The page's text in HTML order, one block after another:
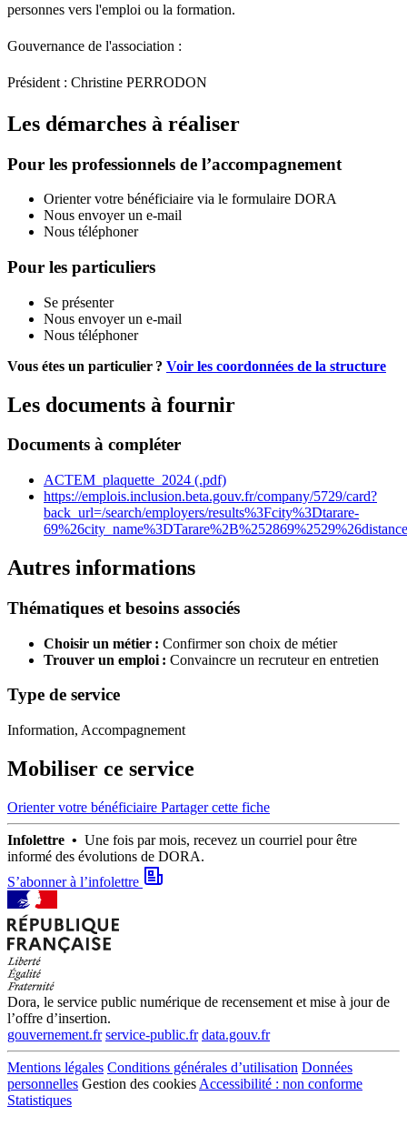
personnes vers l'emploi ou la formation.
Gouvernance de l'association :
Président : Christine PERRODON
Les démarches à réaliser
Pour les professionnels de l’accompagnement
Orienter votre bénéficiaire via le formulaire DORA
Nous envoyer un e-mail
Nous téléphoner
Pour les particuliers
Se présenter
Nous envoyer un e-mail
Nous téléphoner
Vous étes un particulier ? Voir les coordonnées de la structure
Les documents à fournir
Documents à compléter
ACTEM_plaquette_2024 (.pdf)
https://emplois.inclusion.beta.gouv.fr/company/5729/card?
back_url=/search/employers/results%3Fcity%3Dtarare-
Autres informations
Thématiques et besoins associés
Choisir un métier : Confirmer son choix de métier
Trouver un emploi : Convaincre un recruteur en entretien
Type de service
Information, Accompagnement
Mobiliser ce service
Orienter votre bénéficiaire Partager cette fiche
Infolettre • Une fois par mois, recevez un courriel pour être
informé des évolutions de DORA.
S’abonner à l’infolettre
Dora, le service public numérique de recensement et mise à jour de
l’offre d’insertion.
gouvernement.fr service-public.fr data.gouv.fr
Mentions légales Conditions générales d’utilisation Données
personnelles Gestion des cookies Accessibilité : non conforme
Statistiques